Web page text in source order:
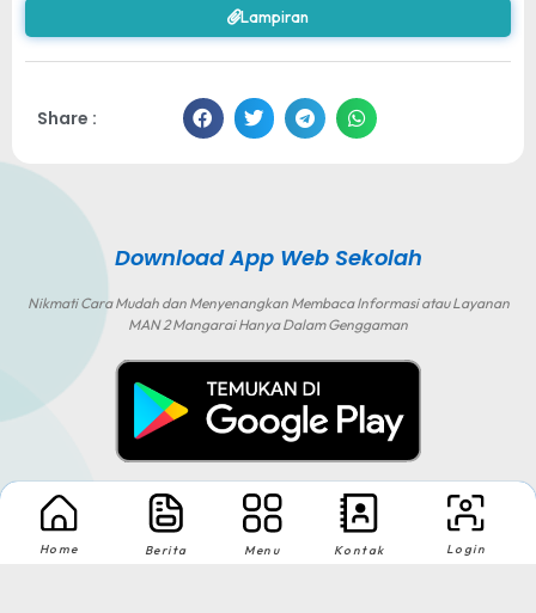
Lampiran
Share :
Download App Web Sekolah
Nikmati Cara Mudah dan Menyenangkan Membaca Informasi atau Layanan
MAN 2 Mangarai Hanya Dalam Genggaman
Copyright © 2025-2026 MAN 2 Manggarai
Home Berita Menu Kontak Login